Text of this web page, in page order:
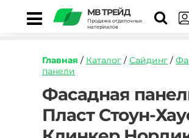
МВ ТРЕЙД
Продажа отделочных
материалов
Главная / Каталог / Сайдинг /
панели
https://mvtrade.ru/images/id/
panel-
yu-
plast-
Фасадная
Пласт Стоун-